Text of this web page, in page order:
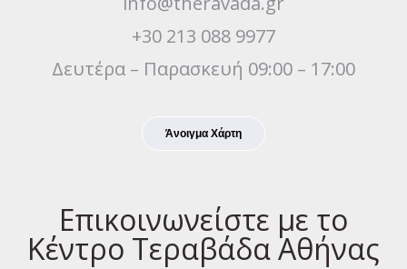
+30 213 088 9977
Δευτέρα – Παρασκευή 09:00 – 17:00
Άνοιγμα Χάρτη
Επικοινωνείστε με το
Κέντρο Τεραβάδα Αθήνας